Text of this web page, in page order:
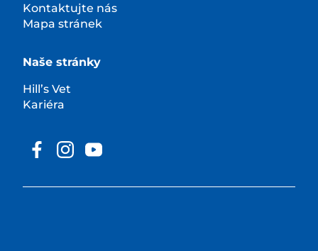
Kontaktujte nás
Mapa stránek
Naše stránky
Hill’s Vet
Kariéra